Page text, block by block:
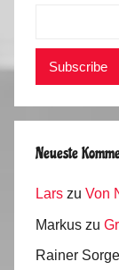
Neueste
Lars zu Von
Markus zu
Rainer